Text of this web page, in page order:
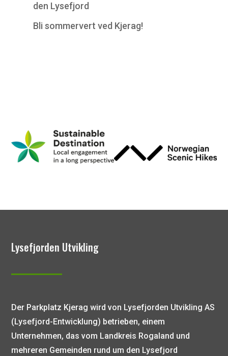
den Lysefjord
Bli sommervert ved Kjerag!
Lysefjorden Utvikling
Der Parkplatz Kjerag wird von Lysefjorden Utvikling AS
(Lysefjord-Entwicklung) betrieben, einem
Unternehmen, das vom Landkreis Rogaland und
mehreren Gemeinden rund um den Lysefjord